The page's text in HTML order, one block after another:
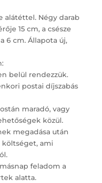
alátéttel. Négy darab
15 cm, a csésze
6 cm. Állapota új,
belül rendezzük.
postai díjszabás
maradó, vagy
közül.
megadása után
ami
feladom a
alatta.